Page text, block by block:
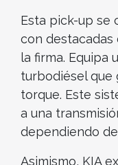
Esta pick-up se
con destacadas
la firma. Equipa
turbodiésel que
torque. Este
a una
dependiendo
Asimismo, KIA